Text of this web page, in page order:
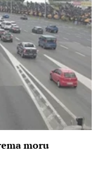
moru